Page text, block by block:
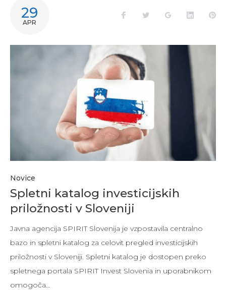
29
APR
Novice
Spletni katalog investicijskih
priložnosti v Sloveniji
Javna agencija SPIRIT Slovenija je vzpostavila centralno
bazo in spletni katalog za celovit pregled investicijskih
priložnosti v Sloveniji. Spletni katalog je dostopen preko
spletnega portala SPIRIT Invest Slovenia in uporabnikom
omogoča…